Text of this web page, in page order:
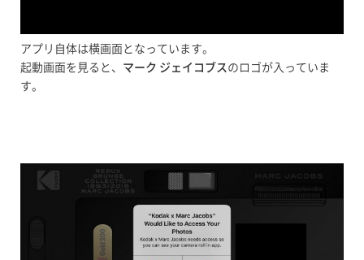
アプリ自体は横画面となっています。
起動画面を見ると、 マーク ジェイコブス のロゴが入っていま
す。